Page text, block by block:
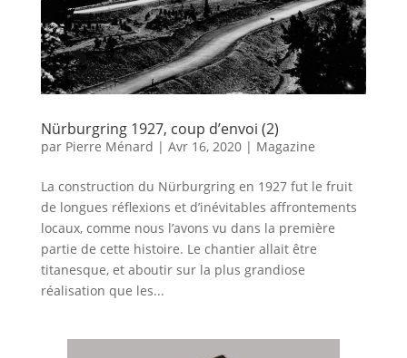
Nürburgring 1927, coup d’envoi (2)
par Pierre Ménard | Avr 16, 2020| Magazine
La construction du Nürburgring en 1927 fut le fruit
de longues réflexions et d’inévitables affrontements
locaux, comme nous l’avons vu dans la première
partie de cette histoire. Le chantier allait être
titanesque, et aboutir sur la plus grandiose
réalisation que les...